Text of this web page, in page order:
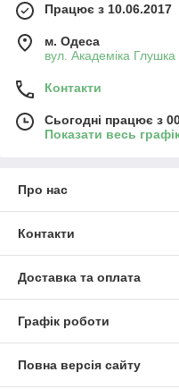
Працює з 10.06.2017
м. Одеса
вул. Академіка
Контакти
Сьогодні працює з
Показати весь
Про нас
Контакти
Доставка та оплата
Графік роботи
Повна версія сайту